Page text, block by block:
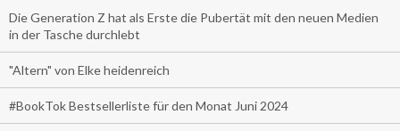
Die Generation Z hat als Erste die Pubertät mit den neuen Medien
in der Tasche durchlebt
"Altern" von Elke heidenreich
#BookTok Bestsellerliste für den Monat Juni 2024